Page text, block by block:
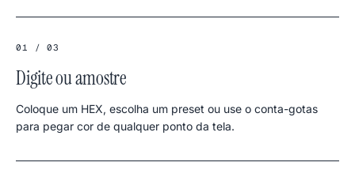
01 / 03
Digite ou amostre
Coloque um HEX, escolha um preset ou use o conta-gotas
para pegar cor de qualquer ponto da tela.